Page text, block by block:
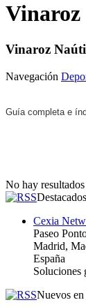
Vinaroz
Vinaroz
Navegación
Guía completa e
No hay resultados
Destacados
Cexia
Paseo
Madrid,
España
Soluciones
Nuevos